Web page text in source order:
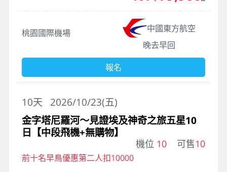
桃園國際機場
中國東方航空
晚去早回
報名
2026/10/23(五)
10天
金字塔尼羅河～見證埃及神奇之旅五星10
日【中段飛機+無購物】
機位 10 可售10
前十名早鳥優惠第二人扣10000